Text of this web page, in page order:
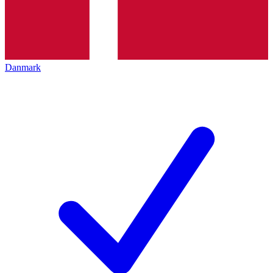
Danmark